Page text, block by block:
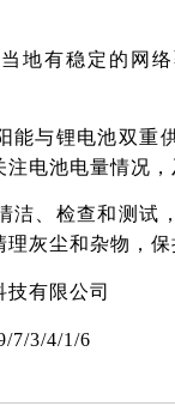
地有稳定的网
能与锂电池双重
电池电量情况，
洁、检查和测试
灰尘和杂物，保
有限公司
7/3/4/1/6